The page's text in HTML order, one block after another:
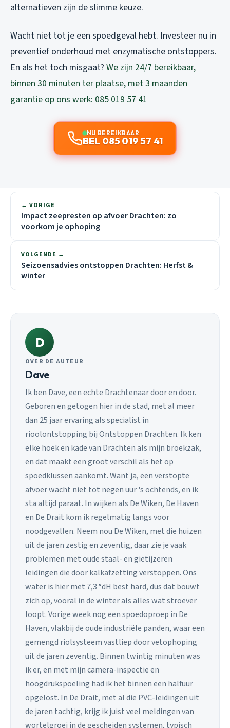
alternatieven zijn de slimme keuze.
Wacht niet tot je een spoedgeval hebt. Investeer nu in
preventief onderhoud met enzymatische ontstoppers.
En als het toch misgaat? We zijn 24/7 bereikbaar,
binnen 30 minuten ter plaatse, met 3 maanden
garantie op ons werk: 085 019 57 41
NU BEREIKBAAR
BEL 085 019 57 41
← VORIGE
Impact zeepresten op afvoer Drachten: zo
voorkom je ophoping
VOLGENDE →
Seizoensadvies ontstoppen Drachten: Herfst &
winter
D
OVER DE AUTEUR
Dave
Ik ben Dave, een echte Drachtenaar door en door.
Geboren en getogen hier in de stad, met al meer
dan 25 jaar ervaring als specialist in
rioolontstopping bij Ontstoppen Drachten. Ik ken
elke hoek en kade van Drachten als mijn broekzak,
en dat maakt een groot verschil als het op
spoedklussen aankomt. Want ja, een verstopte
afvoer wacht niet tot negen uur 's ochtends, en ik
sta altijd paraat. In wijken als De Wiken, De Haven
en De Drait kom ik regelmatig langs voor
noodgevallen. Neem nou De Wiken, met die huizen
uit de jaren zestig en zeventig, daar zie je vaak
problemen met oude staal- en gietijzeren
leidingen die door kalkafzetting verstoppen. Ons
water is hier met 7,3 °dH best hard, dus dat bouwt
zich op, vooral in de winter als alles wat stroever
loopt. Vorige week nog een spoedoproep in De
Haven, vlakbij de oude industriële panden, waar een
gemengd riolsysteem vastliep door vetophoping
uit de jaren zeventig. Binnen twintig minuten was
ik er, en met mijn camera-inspectie en
hoogdrukspoeling had ik het binnen een halfuur
opgelost. In De Drait, met al die PVC-leidingen uit
de jaren tachtig, krijg ik juist veel meldingen van
wortelgroei in de gescheiden systemen, typisch